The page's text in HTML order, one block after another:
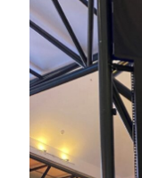
Careers
Contact